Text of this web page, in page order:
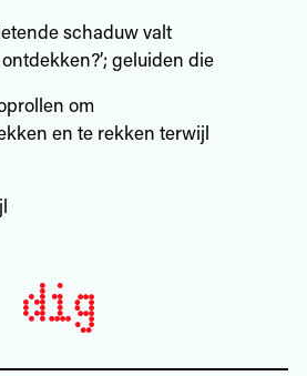
schaduw valt
geluiden die
om
en te rekken terwijl